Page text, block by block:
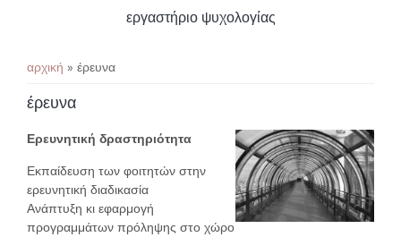
εργαστήριο ψυχολογίας
You are here
αρχική » έρευνα
έρευνα
Ερευνητική δραστηριότητα
Εκπαίδευση των φοιτητών στην
ερευνητική διαδικασία
Ανάπτυξη κι εφαρμογή
προγραμμάτων πρόληψης στο χώρο